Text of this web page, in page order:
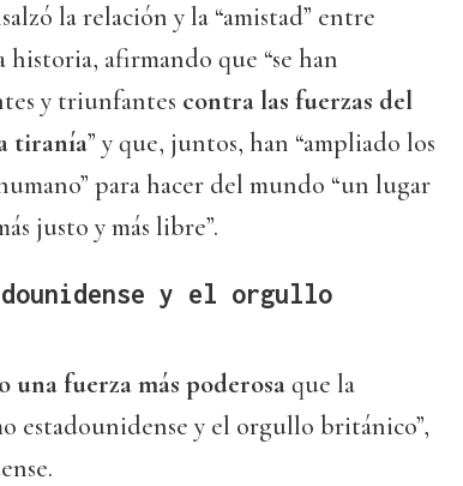
la relación y la “amistad” entre
historia, afirmando que “se han
y triunfantes contra las fuerzas del
tiranía” y que, juntos, han “ampliado los
para hacer del mundo “un lugar
justo y más libre”.
y el orgullo
fuerza más poderosaque la
estadounidense y el orgullo británico”,